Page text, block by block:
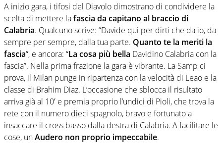
A inizio gara, i tifosi del Diavolo dimostrano di condividere la
scelta di mettere lafascia da capitano al braccio di
Calabria. Qualcuno scrive: “Davide qui per dirti che da io, da
sempre per sempre, dalla tua parte. Quanto te la meriti la
fascia“, e ancora: “La cosa più bella Davidino Calabria con la
fascia”. Nella prima frazione la gara è vibrante. La Samp ci
prova, il Milan punge in ripartenza con la velocità di Leao e la
classe di Brahim Diaz. L’occasione che sblocca il risultato
arriva già al 10′ e premia proprio l’undici di Pioli, che trova la
rete con il numero dieci spagnolo, bravo e fortunato a
insaccare il cross basso dalla destra di Calabria. A facilitare le
cose, unAudero non proprio impeccabile.